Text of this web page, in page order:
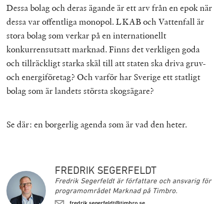
Dessa bolag och deras ägande är ett arv från en epok när
dessa var offentliga monopol. LKAB och Vattenfall är
stora bolag som verkar på en internationellt
konkurrensutsatt marknad. Finns det verkligen goda
och tillräckligt starka skäl till att staten ska driva gruv-
och energiföretag? Och varför har Sverige ett statligt
bolag som är landets största skogsägare?
Se där: en borgerlig agenda som är vad den heter.
FREDRIK SEGERFELDT
Fredrik Segerfeldt är författare och ansvarig för
programområdet Marknad på Timbro.